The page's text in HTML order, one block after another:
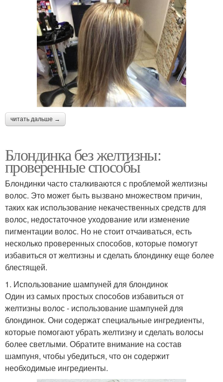
читать дальше →
Блондинка без желтизны:
проверенные способы
Блондинки часто сталкиваются с проблемой желтизны
волос. Это может быть вызвано множеством причин,
таких как использование некачественных средств для
волос, недостаточное уходование или изменение
пигментации волос. Но не стоит отчаиваться, есть
несколько проверенных способов, которые помогут
избавиться от желтизны и сделать блондинку еще более
блестящей.
1. Использование шампуней для блондинок
Один из самых простых способов избавиться от
желтизны волос - использование шампуней для
блондинок. Они содержат специальные ингредиенты,
которые помогают убрать желтизну и сделать волосы
более светлыми. Обратите внимание на состав
шампуня, чтобы убедиться, что он содержит
необходимые ингредиенты.